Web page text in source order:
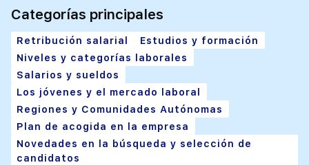
Categorías principales
Retribución salarial
Estudios y formación
Niveles y categorías laborales
Salarios y sueldos
Los jóvenes y el mercado laboral
Regiones y Comunidades Autónomas
Plan de acogida en la empresa
Novedades en la búsqueda y selección de
candidatos